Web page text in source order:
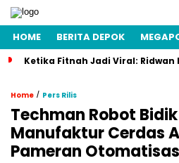
HOME BERITA DEPOK
Ketika Fitnah Jadi Viral:
Home / Pers Rilis
Techman Robot
Manufaktur Cerdas
Pameran